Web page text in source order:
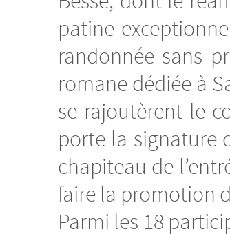
patine
randonnée sans
romane dédiée à
se rajoutèrent le
porte la signature
chapiteau de
faire la promotion
Parmi les 18